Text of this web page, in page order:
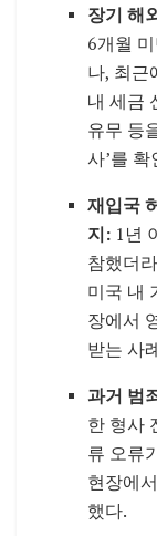
장기 해
6개월
나, 최근
내 세금
유무 등
사’를 확
재입국
지: 1년
참했더
미국 내
장에서
받는 사
과거 범
한 형사
류 오류
현장에
했다.